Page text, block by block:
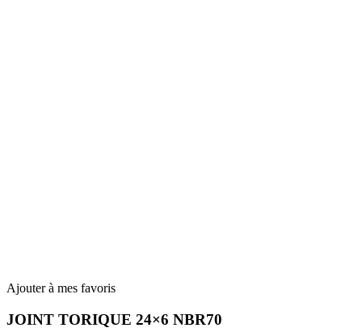
Ajouter à mes favoris
JOINT TORIQUE 24×6 NBR70